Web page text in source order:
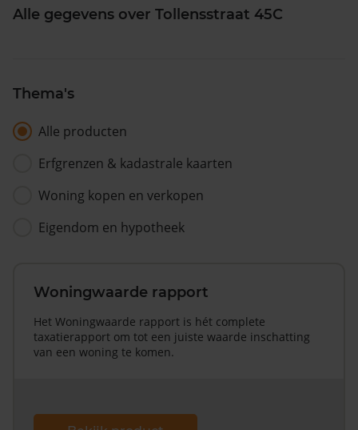
Alle gegevens over Tollensstraat 45C
Thema's
Alle producten
Erfgrenzen & kadastrale kaarten
Woning kopen en verkopen
Eigendom en hypotheek
Woningwaarde rapport
Het Woningwaarde rapport is hét complete
taxatierapport om tot een juiste waarde inschatting
van een woning te komen.